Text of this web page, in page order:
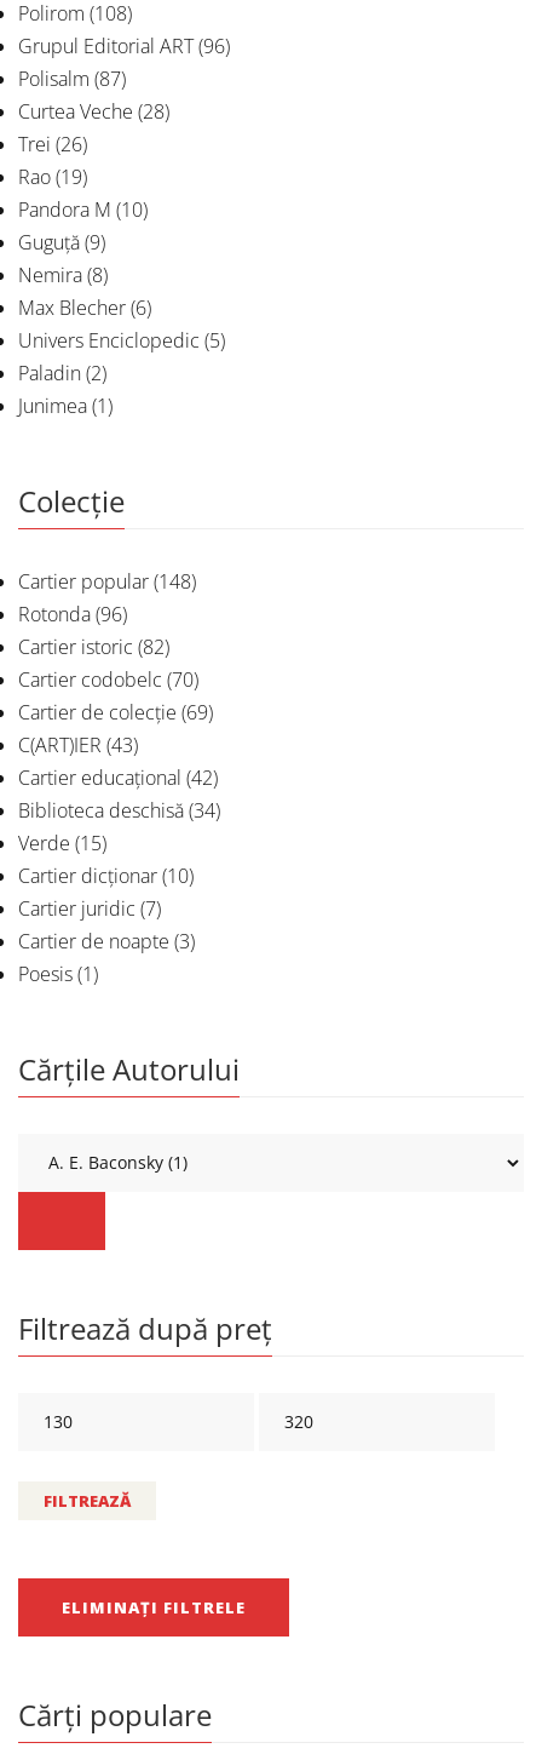
Polirom (108)
Grupul Editorial ART(96)
Polisalm (87)
Curtea Veche (28)
Trei (26)
Rao(19)
Pandora M (10)
Guguță(9)
Nemira(8)
Max Blecher(6)
Univers Enciclopedic (5)
Paladin(2)
Junimea(1)
Colecție
Cartier popular(148)
Rotonda(96)
Cartier istoric (82)
Cartier codobelc (70)
Cartier de colecție (69)
C(ART)IER (43)
Cartier educațional (42)
Biblioteca deschisă(34)
Verde (15)
Cartier dicționar(10)
Cartier juridic (7)
Cartier de noapte (3)
Poesis(1)
Cărțile Autorului
Filtrează după preț
FILTREAZĂ
ELIMINAȚI FILTRELE
Cărți populare